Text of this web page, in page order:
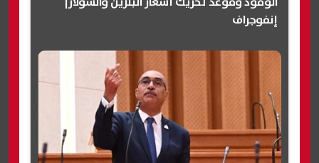
إنفوجراف